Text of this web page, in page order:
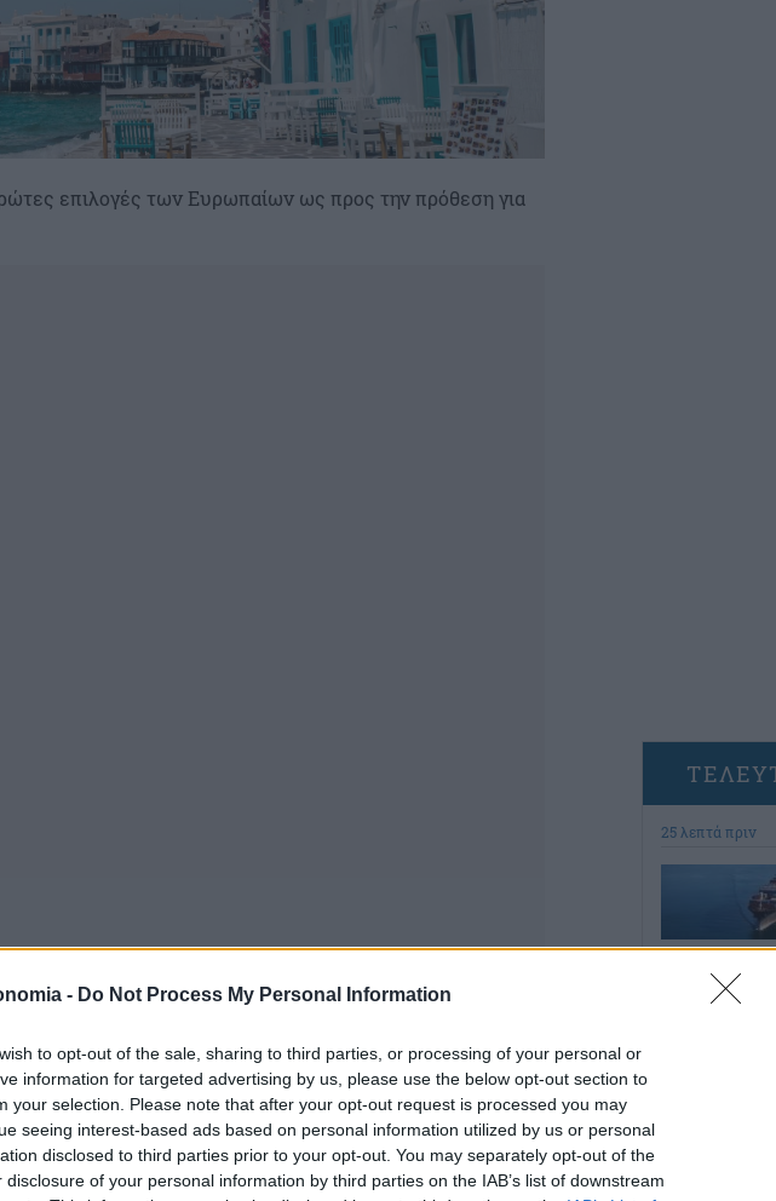
- Do Not Process My Personal Information
to opt-out of the sale, sharing to third parties, or processing of your personal or
information for targeted advertising by us, please use the below opt-out section to
your selection. Please note that after your opt-out request is processed you may
seeing interest-based ads based on personal information utilized by us or personal
disclosed to third parties prior to your opt-out. You may separately opt-out of the
disclosure of your personal information by third parties on the IAB’s list of downstream
επιλογές των Ευρωπαίων ως προς την πρόθεση για
της GWI Travel για τους μήνες Ιανουάριο και
βρίσκεται στην 3η θέση προτίμησης για τους
τους Βρετανούς και Γάλλους και στην 6η για τους
στο εξωτερικό εφέτος.
Ινστιτούτου του Συνδέσμου Ελληνικών Τουριστικών
25 λεπτά πριν
1 ώρα πριν